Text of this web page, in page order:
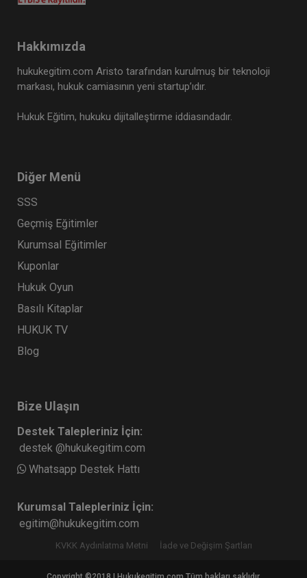
Hakkımızda
hukukegitim.com Aristo tarafından kurulmuş bir teknoloji
markası, hukuk camiasının yeni startup’ıdır.
Hukuk Eğitim, hukuku dijitalleştirme iddiasındadır.
Diğer Menü
SSS
Geçmiş Eğitimler
Kurumsal Eğitimler
Kuponlar
Hukuk Oyun
Basılı Kitaplar
HUKUK TV
Blog
Bize Ulaşın
Destek Talepleriniz İçin:
destek @hukukegitim.com
Whatsapp Destek Hattı
Kurumsal Talepleriniz İçin:
egitim@hukukegitim.com
KVKK Aydınlatma Metni İade ve Değişim Şartları